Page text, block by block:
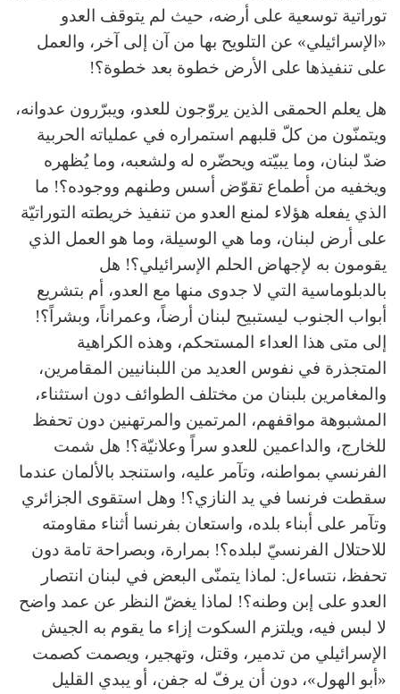
توراتية توسعية على أرضه، حيث لم يتوقف العدو
«الإسرائيلي» عن التلويح بها من آن إلى آخر، والعمل
على تنفيذها على الأرض خطوة بعد خطوة؟!
هل يعلم الحمقى الذين يروّجون للعدو، ويبرّرون عدوانه،
ويتمنّون من كلّ قلبهم استمراره في عملياته الحربية
ضدّ لبنان، وما يبيّته ويحضّره له ولشعبه، وما يُظهره
ويخفيه من أطماع تقوّض أسس وطنهم ووجوده؟! ما
الذي يفعله هؤلاء لمنع العدو من تنفيذ خريطته التوراتيّة
على أرض لبنان، وما هي الوسيلة، وما هو العمل الذي
يقومون به لإجهاض الحلم الإسرائيلي؟! هل
بالدبلوماسية التي لا جدوى منها مع العدو، أم بتشريع
أبواب الجنوب ليستبيح لبنان أرضاً، وعمراناً، وبشراً؟!
إلى متى هذا العداء المستحكم، وهذه الكراهية
المتجذرة في نفوس العديد من اللبنانيين المقامرين،
والمغامرين بلبنان من مختلف الطوائف دون استثناء،
المشبوهة مواقفهم، المرتمين والمرتهنين دون تحفظ
للخارج، والداعمين للعدو سراً وعلانيّة؟! هل شمت
الفرنسي بمواطنه، وتآمر عليه، واستنجد بالألمان عندما
سقطت فرنسا في يد النازي؟! وهل استقوى الجزائري
وتآمر على أبناء بلده، واستعان بفرنسا أثناء مقاومته
للاحتلال الفرنسيّ لبلده؟! بمرارة، وبصراحة تامة دون
تحفظ، نتساءل: لماذا يتمنّى البعض في لبنان انتصار
العدو على إبن وطنه؟! لماذا يغضّ النظر عن عمد واضح
لا لبس فيه، ويلتزم السكوت إزاء ما يقوم به الجيش
الإسرائيلي من تدمير، وقتل، وتهجير، ويصمت كصمت
«أبو الهول»، دون أن يرفّ له جفن، أو يبدي القليل